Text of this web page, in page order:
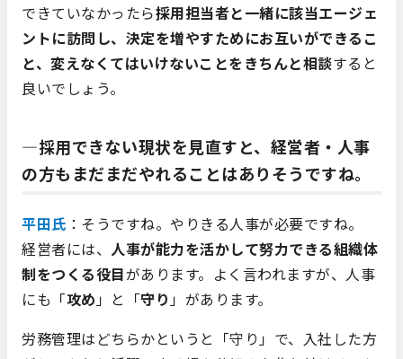
できていなかったら採用担当者と一緒に該当エージェ
ントに訪問し、決定を増やすためにお互いができるこ
と、変えなくてはいけないことをきちんと相談すると
良いでしょう。
―採用できない現状を見直すと、経営者・人事
の方もまだまだやれることはありそうですね。
平田氏 ：そうですね。やりきる人事が必要ですね。
経営者には、 人事が能力を活かして努力できる組織体
制をつくる役目があります。よく言われますが、人事
にも「攻め」と「守り」があります。
労務管理はどちらかというと「守り」で、入社した方